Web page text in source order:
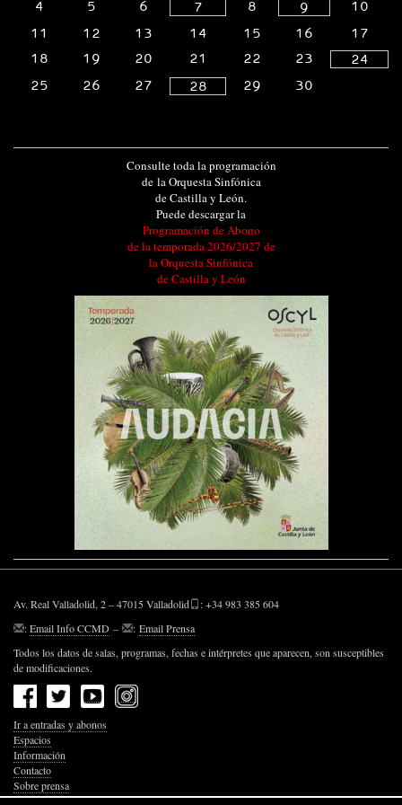
4
5 6 7 8 9
10
11
12 13 14 15 16
17
18
19 20 21 22 23
24
25
26 27 28 29 30
Consulte toda la programación
de la Orquesta Sinfónica
de Castilla y León.
Puede descargar la
Programación de Abono
de la temporada 2026/2027 de
la Orquesta Sinfónica
de Castilla y León
Av. Real Valladolid, 2 – 47015 Valladolid
: +34 983 385 604
:Email Info CCMD – : Email Prensa
Todos los datos de salas, programas, fechas e intérpretes que aparecen, son susceptibles
de modificaciones.
Ir a entradas y abonos
Espacios
Información
Contacto
Sobre prensa
Política de Privacidad